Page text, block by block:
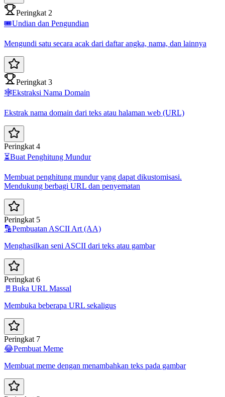
Peringkat 2
🎟️Undian dan Pengundian
Mengundi satu secara acak dari daftar angka, nama, dan lainnya
Peringkat 3
🕸️Ekstraksi Nama Domain
Ekstrak nama domain dari teks atau halaman web (URL)
Peringkat 4
⏳Buat Penghitung Mundur
Membuat penghitung mundur yang dapat dikustomisasi.
Mendukung berbagi URL dan penyematan
Peringkat 5
🔡Pembuatan ASCII Art (AA)
Menghasilkan seni ASCII dari teks atau gambar
Peringkat 6
🚪 Buka URL Massal
Membuka beberapa URL sekaligus
Peringkat 7
😂Pembuat Meme
Membuat meme dengan menambahkan teks pada gambar